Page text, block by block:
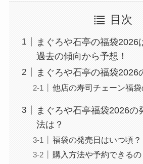
目次
まぐろや石亭の福袋2026
過去の傾向から予想！
まぐろや石亭の福袋2026
他店の寿司チェーン福
まぐろや石亭福袋2026の
法は？
福袋の発売日はいつ頃？
購入方法や予約できるの